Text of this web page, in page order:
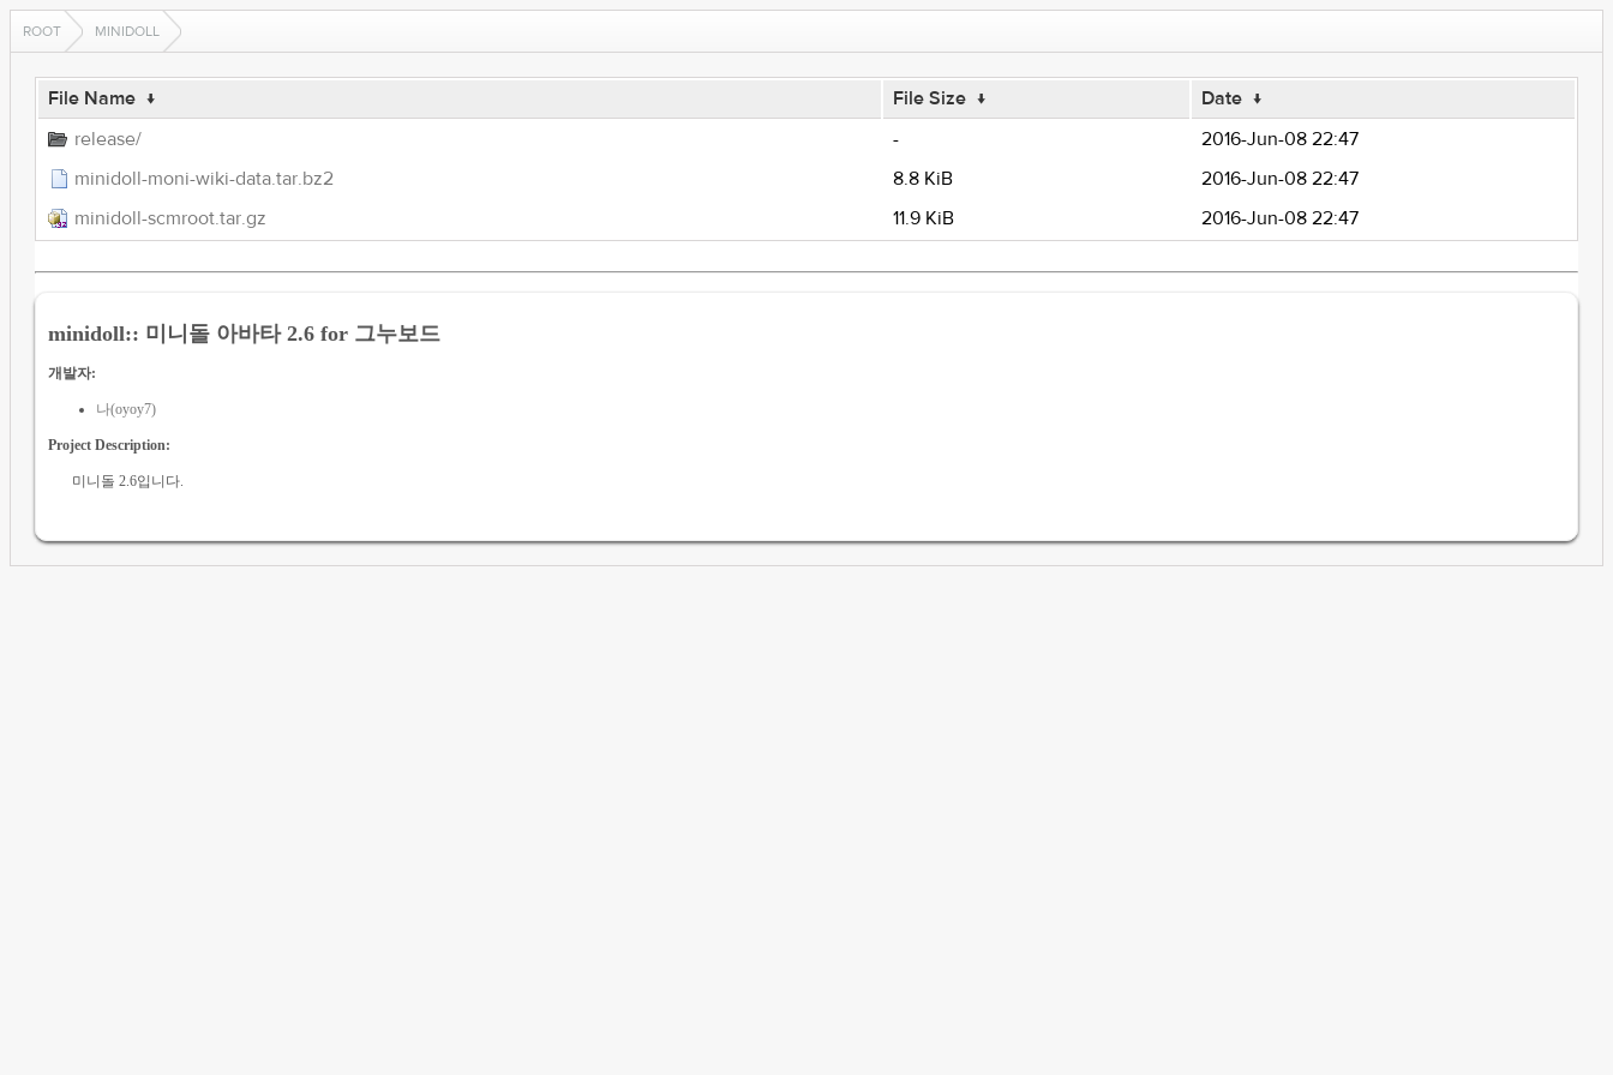
ROOT MINIDOLL
File Name ↓ File Size ↓ Date ↓
release/
-
2016-Jun-08 22:47
minidoll-moni-wiki-data.tar.bz2
8.8 KiB
2016-Jun-08 22:47
minidoll-scmroot.tar.gz
11.9 KiB 2016-Jun-08 22:47
minidoll:: 미니돌 아바타 2.6 for 그누보드
개발자:
나(oyoy7)
Project Description:
미니돌 2.6입니다.